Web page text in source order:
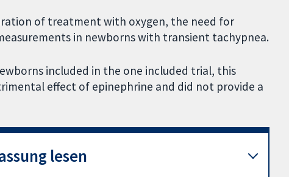
of treatment with oxygen, the need for
in newborns with transient tachypnea.
included in the one included trial, this
effect of epinephrine and did not provide a
lesen